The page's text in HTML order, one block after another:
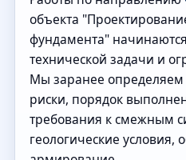
объекта
фундамента"
технической задачи и
Мы заранее
риски, порядок
требования к смежным
геологические условия,